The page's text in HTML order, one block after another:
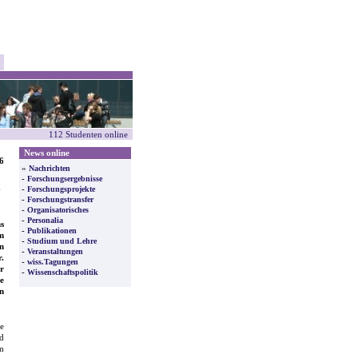
112 Studenten online
News online
» Nachrichten
- Forschungsergebnisse
- Forschungsprojekte
- Forschungstransfer
- Organisatorisches
- Personalia
- Publikationen
- Studium und Lehre
- Veranstaltungen
- wiss.Tagungen
- Wissenschaftspolitik